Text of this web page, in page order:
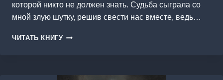
которой никто не должен знать. Судьба сыграла со
мной злую шутку, решив свести нас вместе, ведь…
ЧИТАТЬ КНИГУ ЖЕНА
МУГУНХВА